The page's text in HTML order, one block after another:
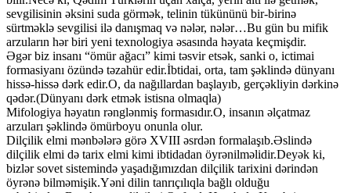
sevgilisinin əksini suda görmək, telinin tükününü bir-birinə
sürtməklə sevgilisi ilə danışmaq və nələr, nələr…Bu gün bu mifik
arzuların hər biri yeni texnologiya əsasında həyata keçmişdir.
Əgər biz insanı “ömür ağacı” kimi təsvir etsək, sanki o, ictimai
formasiyanı özündə təzahür edir.İbtidai, orta, tam şəklində dünyanı
hissə-hissə dərk edir.O, da nağıllardan başlayıb, gerçəkliyin dərkinə
qədər.(Dünyanı dərk etmək istisna olmaqla)
Mifologiya həyatın rənglənmiş formasıdır.O, insanın əlçatmaz
arzuları şəklində ömürboyu onunla olur.
Dilçilik elmi mənbələrə görə XVIII əsrdən formalaşıb.Əslində
dilçilik elmi də tarix elmi kimi ibtidadan öyrənilməlidir.Deyək ki,
bizlər sovet sistemində yaşadığımızdan dilçilik tarixini dərindən
öyrənə bilməmişik.Yəni dilin tanrıçılıqla bağlı olduğu